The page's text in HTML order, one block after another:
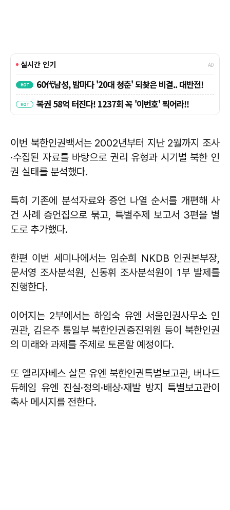
이번 북한인권백서는 2002년부터 지난 2월까지 조사
·수집된 자료를 바탕으로 권리 유형과 시기별 북한 인
권 실태를 분석했다.
특히 기존에 분석자료와 증언 나열 순서를 개편해 사
건 사례 증언집으로 묶고, 특별주제 보고서 3편을 별
도로 추가했다.
한편 이번 세미나에서는 임순희 NKDB 인권본부장,
문서영 조사분석원, 신동휘 조사분석원이 1부 발제를
진행한다.
이어지는 2부에서는 하임숙 유엔 서울인권사무소 인
권관, 김은주 통일부 북한인권증진위원 등이 북한인권
의 미래와 과제를 주제로 토론할 예정이다.
또 엘리자베스 살몬 유엔 북한인권특별보고관, 버나드
듀헤임 유엔 진실·정의·배상·재발 방지 특별보고관이
축사 메시지를 전한다.